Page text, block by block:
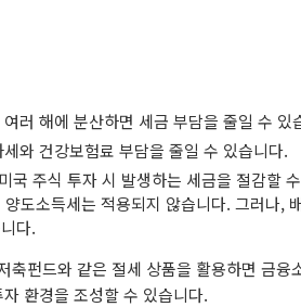
러 해에 분산하면 세금 부담을 줄일 수 있
와 건강보험료 부담을 줄일 수 있습니다.
국 주식 투자 시 발생하는 세금을 절감할
도소득세는 적용되지 않습니다. 그러나,
다.
펀드와 같은 절세 상품을 활용하면 금융
환경을 조성할 수 있습니다.